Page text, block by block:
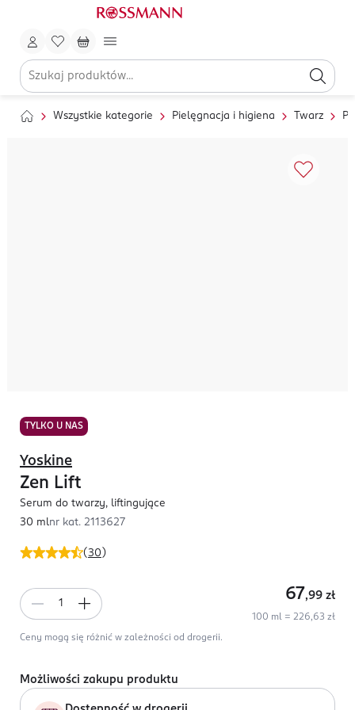
Wszystkie kategorie Pielęgnacja i higiena Twarz
TYLKO U NAS
(30 )
Yoskine
Zen Lift
Serum do twarzy, liftingujące
30 mlnr kat. 2113627
67,99 zł
100 ml = 226,63 zł
Ceny mogą się różnić w zależności od drogerii.
Możliwości zakupu produktu